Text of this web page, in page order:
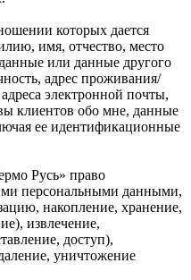
которых дается
имя, отчество, место
или данные другого
адрес проживания/
электронной почты,
клиентов обо мне, данные
ее идентификационные
Русь» право
персональными данными,
накопление, хранение,
извлечение,
доступ),
уничтожение